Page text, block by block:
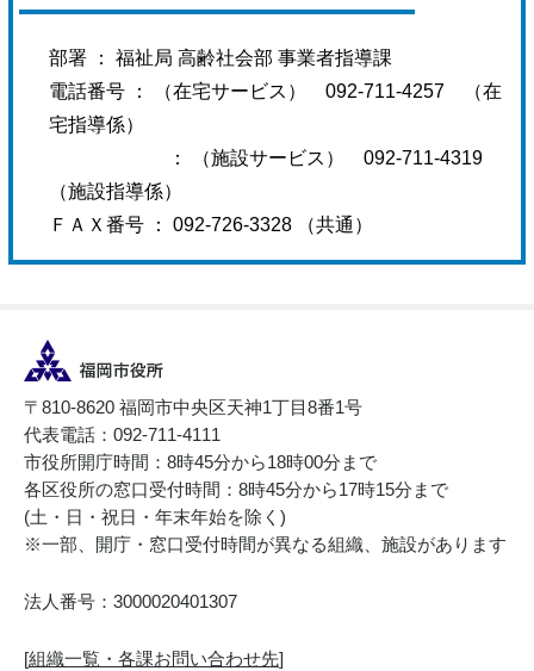
部署 ：福祉局 高齢社会部 事業者指導課
電話番号 ： （在宅サービス） 092-711-4257 （在
宅指導係）
： （施設サービス） 092-711-4319
（施設指導係）
ＦＡＸ番号 ：092-726-3328 （共通）
〒810-8620 福岡市中央区天神1丁目8番1号
代表電話：092-711-4111
市役所開庁時間：8時45分から18時00分まで
各区役所の窓口受付時間：8時45分から17時15分まで
(土・日・祝日・年末年始を除く)
※一部、開庁・窓口受付時間が異なる組織、施設があります
法人番号：3000020401307
[組織一覧・各課お問い合わせ先]